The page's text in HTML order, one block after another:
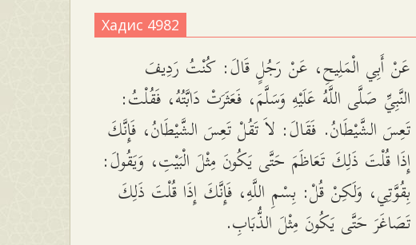
Хадис 4982
عَنْ أَبِي الْمَلِيحِ، عَنْ رَجُلٍ قَالَ: كُنْتُ رَدِيفَ
النَّبِيِّ صَلَّى اللَّهُ عَلَيْهِ وَسَلَّمَ، فَعَثَرَتْ دَابَّتُهُ، فَقُلْتُ:
تَعِسَ الشَّيْطَانُ. فَقَالَ: لاَ تَقُلْ تَعِسَ الشَّيْطَانُ، فَإِنَّكَ
إِذَا قُلْتَ ذَلِكَ تَعَاظَمَ حَتَّى يَكُونَ مِثْلَ الْبَيْتِ، وَيَقُولَ:
بِقُوَّتِي، وَلَكِنْ قُلْ: بِسْمِ اللَّهِ، فَإِنَّكَ إِذَا قُلْتَ ذَلِكَ
تَصَاغَرَ حَتَّى يَكُونَ مِثْلَ الذُّبَابِ.